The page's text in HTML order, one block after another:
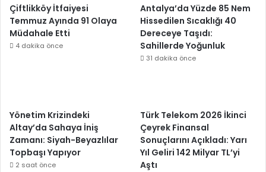
Çiftlikköy İtfaiyesi
Temmuz Ayında 91 Olaya
Müdahale Etti
4 dakika önce
Antalya’da Yüzde 85 Nem
Hissedilen Sıcaklığı 40
Dereceye Taşıdı:
Sahillerde Yoğunluk
31 dakika önce
Yönetim Krizindeki
Altay’da Sahaya İniş
Zamanı: Siyah-Beyazlılar
Topbaşı Yapıyor
2 saat önce
Türk Telekom 2026 İkinci
Çeyrek Finansal
Sonuçlarını Açıkladı: Yarı
Yıl Geliri 142 Milyar TL’yi
Aştı